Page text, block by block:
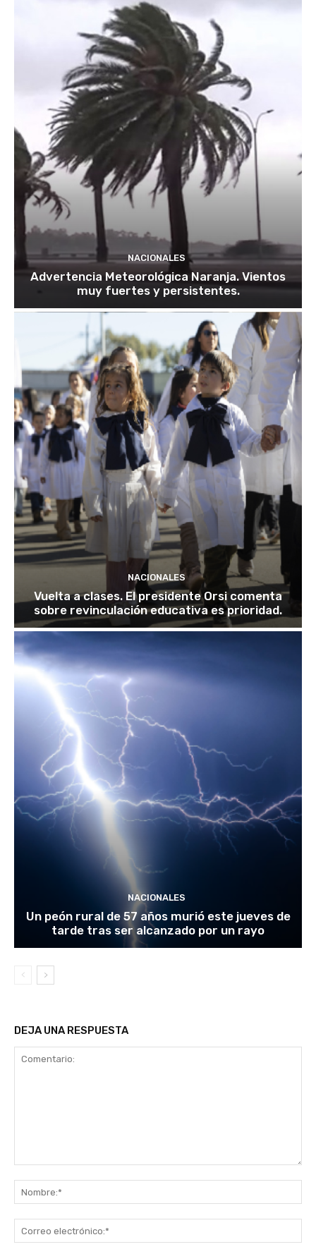
NACIONALES
Advertencia Meteorológica Naranja. Vientos
muy fuertes y persistentes.
NACIONALES
Vuelta a clases. El presidente Orsi comenta
sobre revinculación educativa es prioridad.
NACIONALES
Un peón rural de 57 años murió este jueves de
tarde tras ser alcanzado por un rayo
DEJA UNA RESPUESTA